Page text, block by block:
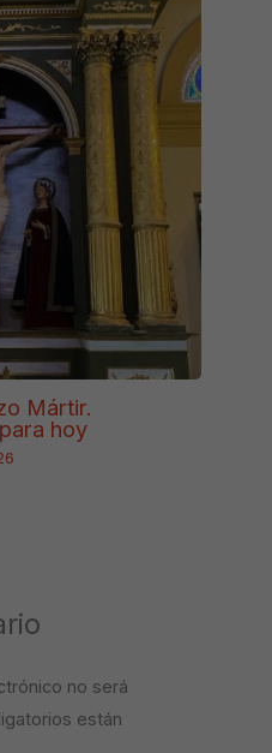
Mártir.
hoy
no será
están